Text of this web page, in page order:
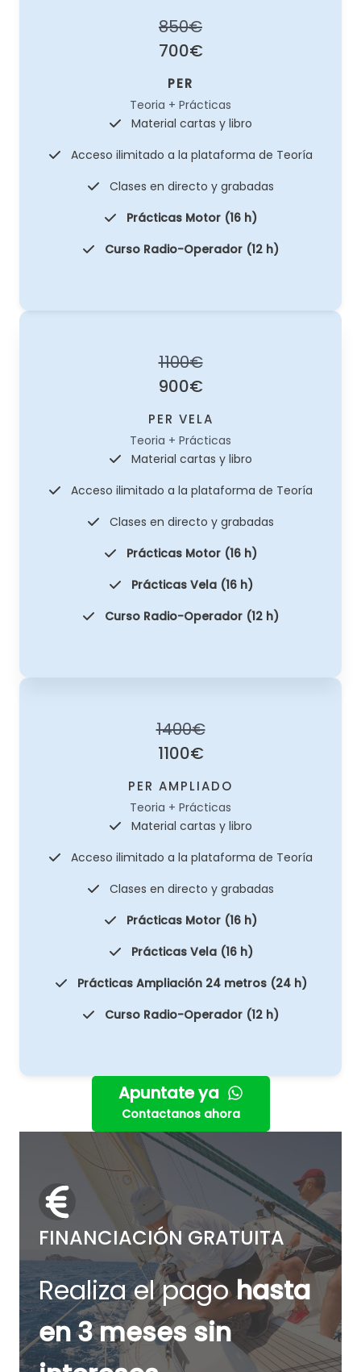
850€
700€
PER
Teoria + Prácticas
Material cartas y libro
Acceso ilimitado a la plataforma de Teoría
Clases en directo y grabadas
Prácticas Motor (16 h)
Curso Radio-Operador (12 h)
1100€
900€
PER VELA
Teoria + Prácticas
Material cartas y libro
Acceso ilimitado a la plataforma de Teoría
Clases en directo y grabadas
Prácticas Motor (16 h)
Prácticas Vela (16 h)
Curso Radio-Operador (12 h)
1400€
1100€
PER AMPLIADO
Teoria + Prácticas
Material cartas y libro
Acceso ilimitado a la plataforma de Teoría
Clases en directo y grabadas
Prácticas Motor (16 h)
Prácticas Vela (16 h)
Prácticas Ampliación 24 metros (24 h)
Curso Radio-Operador (12 h)
Apuntate ya
Contactanos ahora
FINANCIACIÓN GRATUITA
Realiza el pagohasta
en 3 meses sin